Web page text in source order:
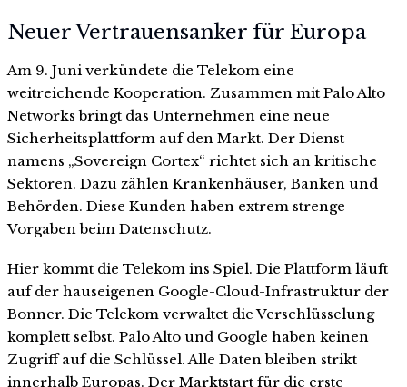
Neuer Vertrauensanker für Europa
Am 9. Juni verkündete die Telekom eine
weitreichende Kooperation. Zusammen mit Palo Alto
Networks bringt das Unternehmen eine neue
Sicherheitsplattform auf den Markt. Der Dienst
namens „Sovereign Cortex“ richtet sich an kritische
Sektoren. Dazu zählen Krankenhäuser, Banken und
Behörden. Diese Kunden haben extrem strenge
Vorgaben beim Datenschutz.
Hier kommt die Telekom ins Spiel. Die Plattform läuft
auf der hauseigenen Google-Cloud-Infrastruktur der
Bonner. Die Telekom verwaltet die Verschlüsselung
komplett selbst. Palo Alto und Google haben keinen
Zugriff auf die Schlüssel. Alle Daten bleiben strikt
innerhalb Europas. Der Marktstart für die erste